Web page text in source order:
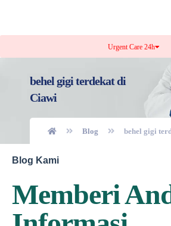
Urgent Care 24h
behel gigi terdekat di
Ciawi
Blog behel gigi
Blog Kami
Memberi